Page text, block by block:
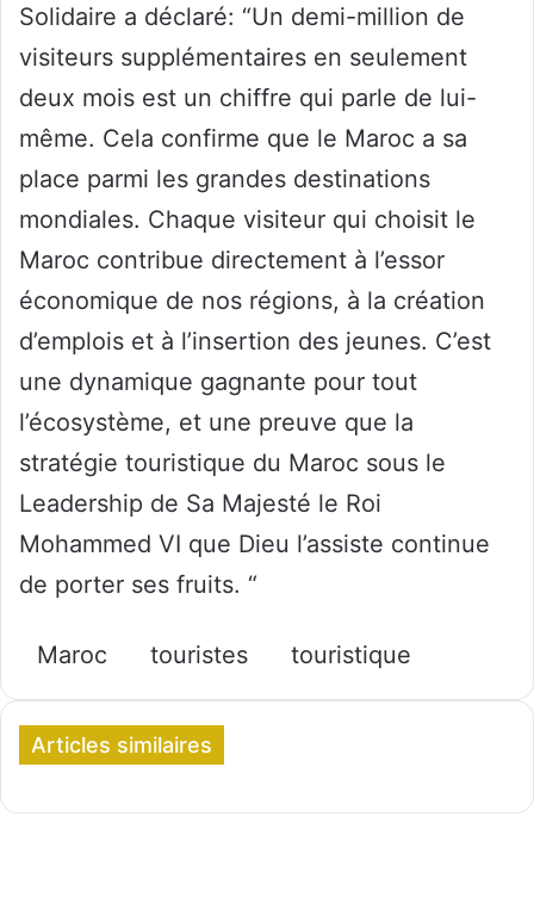
Solidaire a déclaré: “Un demi-million de
visiteurs supplémentaires en seulement
deux mois est un chiffre qui parle de lui-
même. Cela confirme que le Maroc a sa
place parmi les grandes destinations
mondiales. Chaque visiteur qui choisit le
Maroc contribue directement à l’essor
économique de nos régions, à la création
d’emplois et à l’insertion des jeunes. C’est
une dynamique gagnante pour tout
l’écosystème, et une preuve que la
stratégie touristique du Maroc sous le
Leadership de Sa Majesté le Roi
Mohammed VI que Dieu l’assiste continue
de porter ses fruits. “
Maroc touristes touristique
Articles similaires